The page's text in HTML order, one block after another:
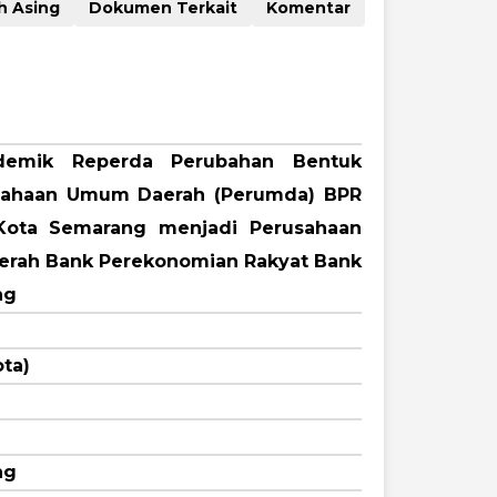
Naskah Asing Dokumen Terkait Komentar
Reperda Perubahan Bentuk
Umum Daerah (Perumda) BPR
Semarang menjadi Perusahaan
Bank Perekonomian Rakyat Bank